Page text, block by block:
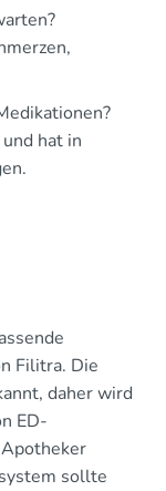
hat in
Filitra. Die
daher wird
ED-
sollte